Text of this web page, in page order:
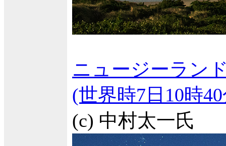
ニュージーラン
(世界時7日10時
(c) 中村太一氏